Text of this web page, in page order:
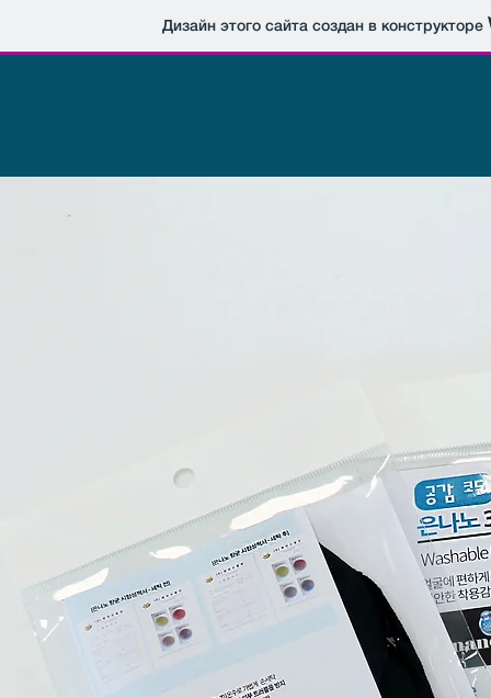
Дизайн этого сайта создан в конструкторе